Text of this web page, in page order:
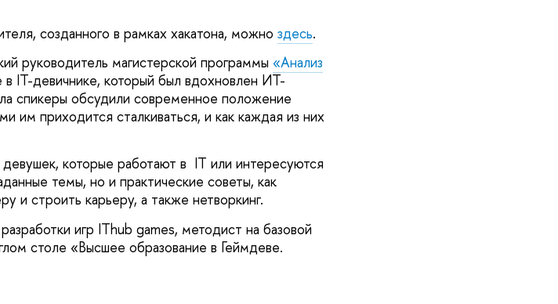
созданного в рамках хакатона, можно здесь.
руководитель магистерской программы «Анализ
в IT-девичнике, который был вдохновлен ИТ-
спикеры обсудили современное положение
им приходится сталкиваться, и как каждая из них
которые работают в IT или интересуются
темы, но и практические советы, как
и строить карьеру, а также нетворкинг.
игр IThub games, методист на базовой
столе «Высшее образование в Геймдеве.